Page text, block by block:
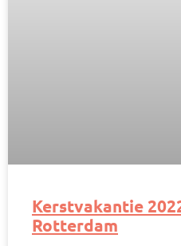
Kerstvakantie
Rotterdam